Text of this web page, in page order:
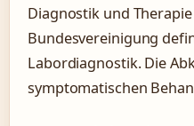
Diagnostik und
Bundesvereinigung
Labordiagnostik. Die
symptomatischen